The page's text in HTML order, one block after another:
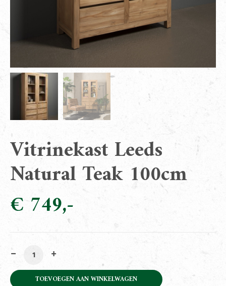
Vitrinekast Leeds
Natural Teak 100cm
€ 749
Vitrinekast Leeds Natural Teak 100cm aantal
TOEVOEGEN AAN WINKELWAGEN